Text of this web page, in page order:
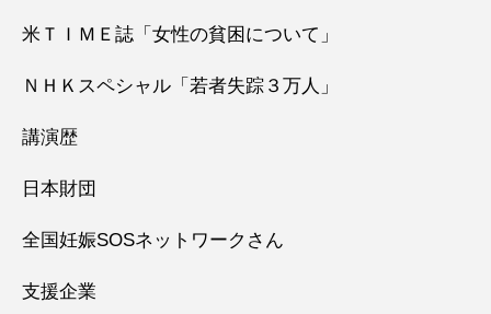
米ＴＩＭＥ誌「女性の貧困について」
ＮＨＫスペシャル「若者失踪３万人」
講演歴
日本財団
全国妊娠SOSネットワークさん
支援企業